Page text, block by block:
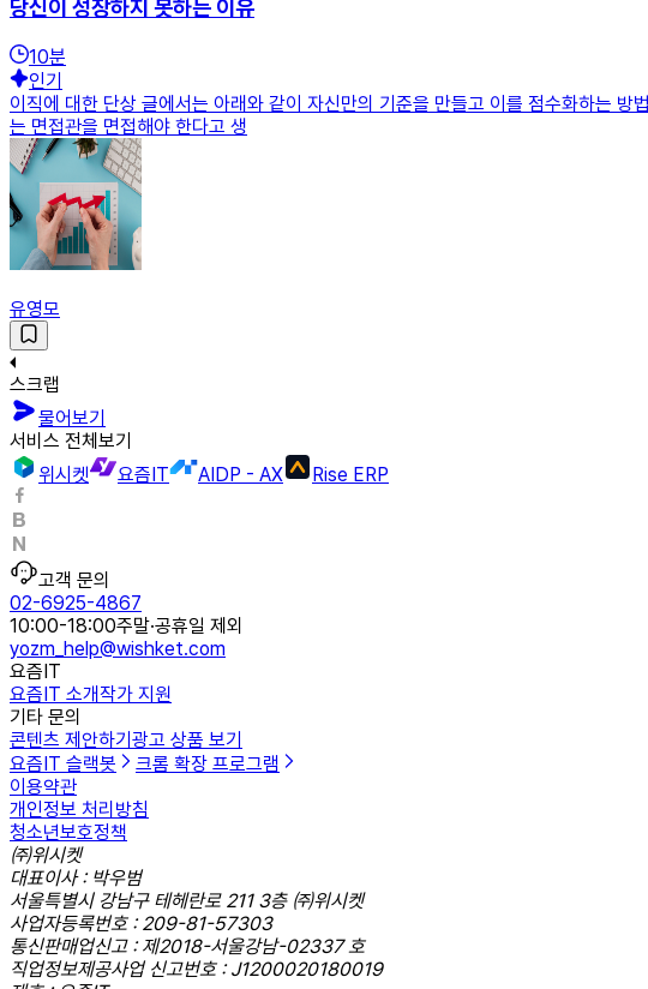
당신이 성장하지 못하는 이유
10분
인기
이직에 대한 단상 글에서는 아래와 같이 자신만의 기준을 만들고 이를 점수화하는
는 면접관을 면접해야 한다고 생
유영모
스크랩
물어보기
서비스 전체보기
위시켓
요즘IT AIDP - AX Rise ERP
고객 문의
02-6925-4867
10:00-18:00주말·공휴일 제외
yozm_help@wishket.com
요즘IT
요즘IT 소개작가 지원
기타 문의
콘텐츠 제안하기 광고 상품 보기
요즘IT 슬랙봇
크롬 확장 프로그램
이용약관
개인정보 처리방침
청소년보호정책
㈜위시켓
대표이사 : 박우범
서울특별시 강남구 테헤란로 211 3층 ㈜위시켓
사업자등록번호 : 209-81-57303
통신판매업신고 : 제2018-서울강남-02337 호
직업정보제공사업 신고번호 : J1200020180019